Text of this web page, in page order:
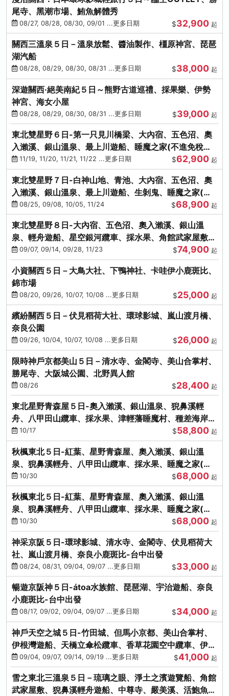
尾寺、黑潮市場、鮪魚解體秀
08/27, 08/28, 08/30, 09/01 ...更多日期 $32,900 起
關西三溫泉５日－溫泉放鬆、醬油製作、橿原神宮、琵琶
湖汽船
08/28, 08/29, 08/30, 08/31 ...更多日期 $38,000 起
深遊關西·絕美南紀５日～熊野古道巡禮、採果樂、伊勢
神宮、海女小屋
08/28, 08/29, 08/30, 08/31 ...更多日期 $39,000 起
東北雙星野６日-第一只見川橋梁、大內宿、五色沼、奧
入瀨溪、銀山溫泉、最上川遊船、睡魔之家(不進免稅店)
(仙/青)
11/19, 11/20, 11/21, 11/22 ...更多日期 $62,900 起
東北雙星野７日-白神山地、青池、大內宿、五色沼、奧
入瀨溪、銀山溫泉、最上川遊船、生剝鬼、睡魔之家(不
進免稅店)(仙/青)
08/25, 09/08, 10/05, 11/24 $68,900 起
東北雙星野８日-大內宿、五色沼、奧入瀨溪、銀山溫
泉、輕舟遊船、星空銀河纜車、採水果、角館武家屋敷
(不進免稅店)(仙/青)
09/07, 09/14, 09/28, 11/23 $74,900 起
小資關西５日－大鳥大社、下鴨神社、卡哇伊小鹿斑比、
錦市場
08/20, 09/26, 10/07, 10/08 ...更多日期 $25,000 起
繽紛關西５日－伏見稻荷大社、環球影城、嵐山渡月橋、
奈良公園
09/26, 10/04, 10/07, 10/08 ...更多日期 $26,000 起
限時神戶京都美山５日－清水寺、金閣寺、美山合掌村、
勝尾寺、大阪城公園、北野異人館
08/26 $28,400 起
東北星野青森屋５日-奧入瀨溪、銀山溫泉、猊鼻溪輕
舟、八甲田山纜車、採水果、津輕藩睡魔村、種差海岸
(不進免稅店)
10/17 $58,800 起
秋楓東北５日-紅葉、星野青森屋、奧入瀨溪、銀山溫
泉、猊鼻溪輕舟、八甲田山纜車、採水果、睡魔之家(不
進免稅店)
10/30 $68,000 起
秋楓東北５日-紅葉、星野青森屋、奧入瀨溪、銀山溫
泉、猊鼻溪輕舟、八甲田山纜車、採水果、睡魔之家(不
進免稅店)
10/30 $68,000 起
神采京阪５日-環球影城、清水寺、金閣寺、伏見稻荷大
社、嵐山渡月橋、奈良小鹿斑比-台中出發
08/24, 08/31, 09/04, 09/07 ...更多日期 $33,000 起
暢遊京阪神５日-átoa水族館、琵琶湖、宇治遊船、奈良
小鹿斑比-台中出發
08/17, 09/02, 09/04, 09/07 ...更多日期 $34,000 起
神戶天空之城５日-竹田城、但馬小京都、美山合掌村、
伊根灣遊船、天橋立傘松纜車、香草花園空中纜車、伊勢
龍蝦-台中出發
09/04, 09/07, 09/14, 09/19 ...更多日期 $41,000 起
雪之東北三溫泉５日－琉璃之眼、淨土之濱遊覽船、角館
武家屋敷、猊鼻溪輕舟遊船、中尊寺、嚴美溪、活鮑魚